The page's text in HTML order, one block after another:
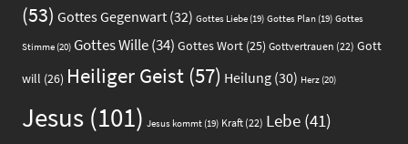
(53) Gottes Gegenwart (32) Gottes Liebe (19) Gottes Plan (19) Gottes
Stimme (20) Gottes Wille(34) Gottes Wort (25) Gottvertrauen (22) Gott
will (26) Heiliger Geist (57) Heilung (30) Herz (20)
Jesus (101) Jesus kommt (19) Kraft (22) Lebe (41)